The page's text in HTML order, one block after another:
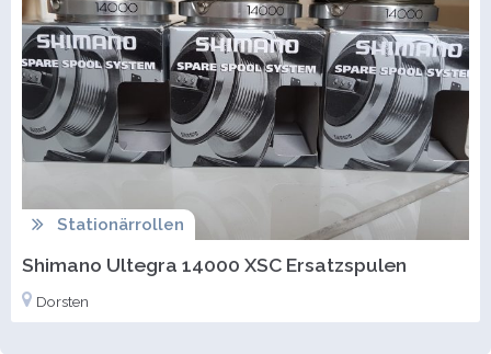
Stationärrollen
Shimano Ultegra 14000 XSC Ersatzspulen
Dorsten